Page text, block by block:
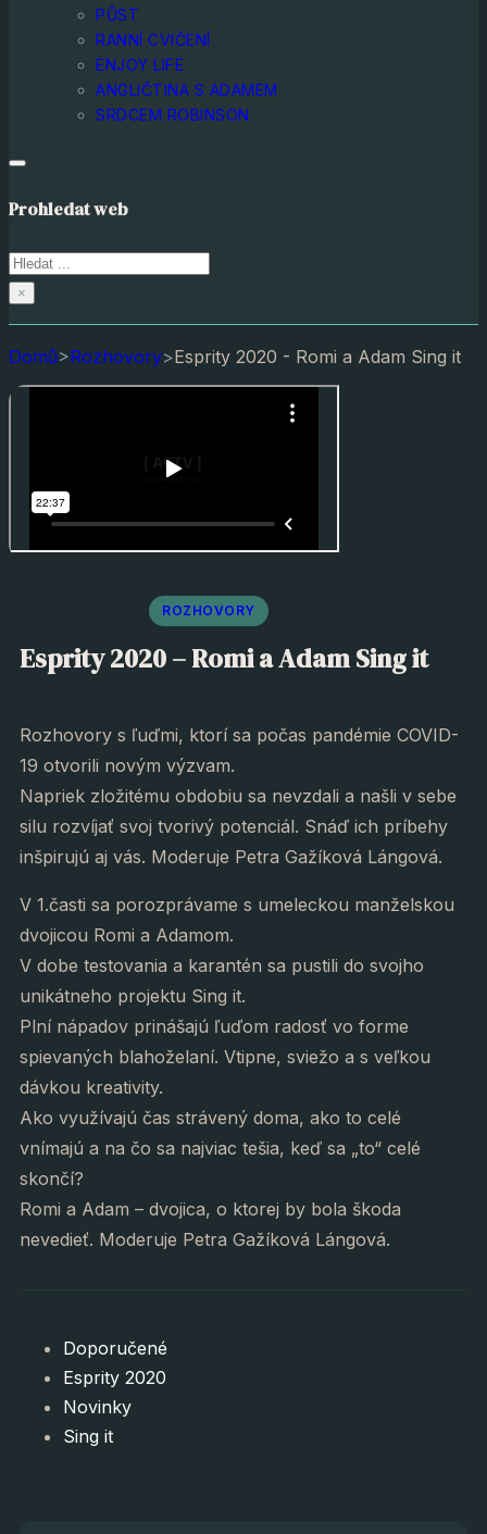
PŮST
RANNÍ CVIČENÍ
ENJOY LIFE
ANGLIČTINA S ADAMEM
SRDCEM ROBINSON
Prohledat web
Hledat
×
Domů>Rozhovory>Esprity 2020 - Romi a Adam Sing it
ROZHOVORY
Esprity 2020 – Romi a Adam Sing it
Rozhovory s ľuďmi, ktorí sa počas pandémie COVID-
19 otvorili novým výzvam.
Napriek zložitému obdobiu sa nevzdali a našli v sebe
silu rozvíjať svoj tvorivý potenciál. Snáď ich príbehy
inšpirujú aj vás. Moderuje Petra Gažíková Lángová.
V 1.časti sa porozprávame s umeleckou manželskou
dvojicou Romi a Adamom.
V dobe testovania a karantén sa pustili do svojho
unikátneho projektu Sing it.
Plní nápadov prinášajú ľuďom radosť vo forme
spievaných blahoželaní. Vtipne, sviežo a s veľkou
dávkou kreativity.
Ako využívajú čas strávený doma, ako to celé
vnímajú a na čo sa najviac tešia, keď sa „to“ celé
skončí?
Romi a Adam – dvojica, o ktorej by bola škoda
nevedieť. Moderuje Petra Gažíková Lángová.
Doporučené
Esprity 2020
Novinky
Sing it